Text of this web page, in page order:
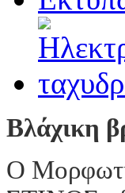
Βλάχικη
Ο